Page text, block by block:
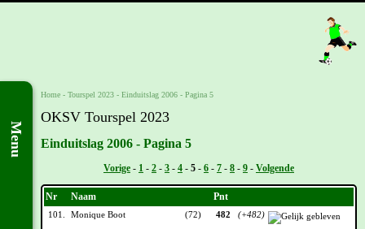
Menu
Home - Tourspel 2023 - Einduitslag 2006 - Pagina 5
OKSV Tourspel 2023
Einduitslag 2006 - Pagina 5
Vorige - 1 - 2 - 3 - 4 - 5 - 6 - 7 - 8 - 9 - Volgende
Nr Naam Pnt
101. Monique Boot (72) 482 (+482)